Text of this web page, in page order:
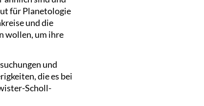
für Planetologie
und die
wollen, um ihre
und
die es bei
Scholl-